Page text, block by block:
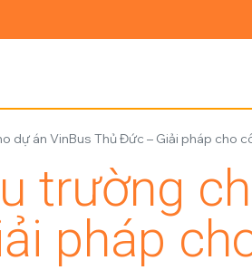
dự án VinBus Thủ Đức – Giải pháp cho
trường
pháp